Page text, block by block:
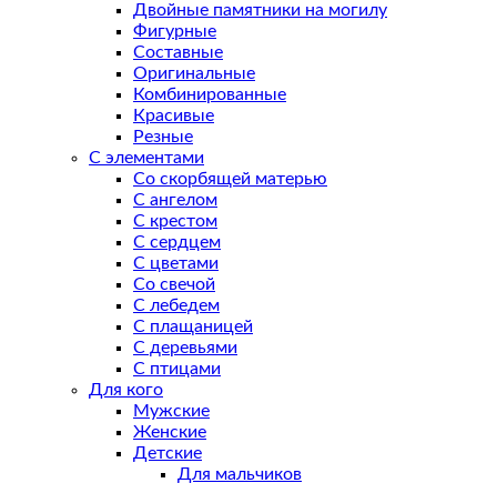
Двойные памятники на могилу
Фигурные
Составные
Оригинальные
Комбинированные
Красивые
Резные
С элементами
Со скорбящей матерью
С ангелом
С крестом
С сердцем
С цветами
Со свечой
С лебедем
С плащаницей
С деревьями
С птицами
Для кого
Мужские
Женские
Детские
Для мальчиков